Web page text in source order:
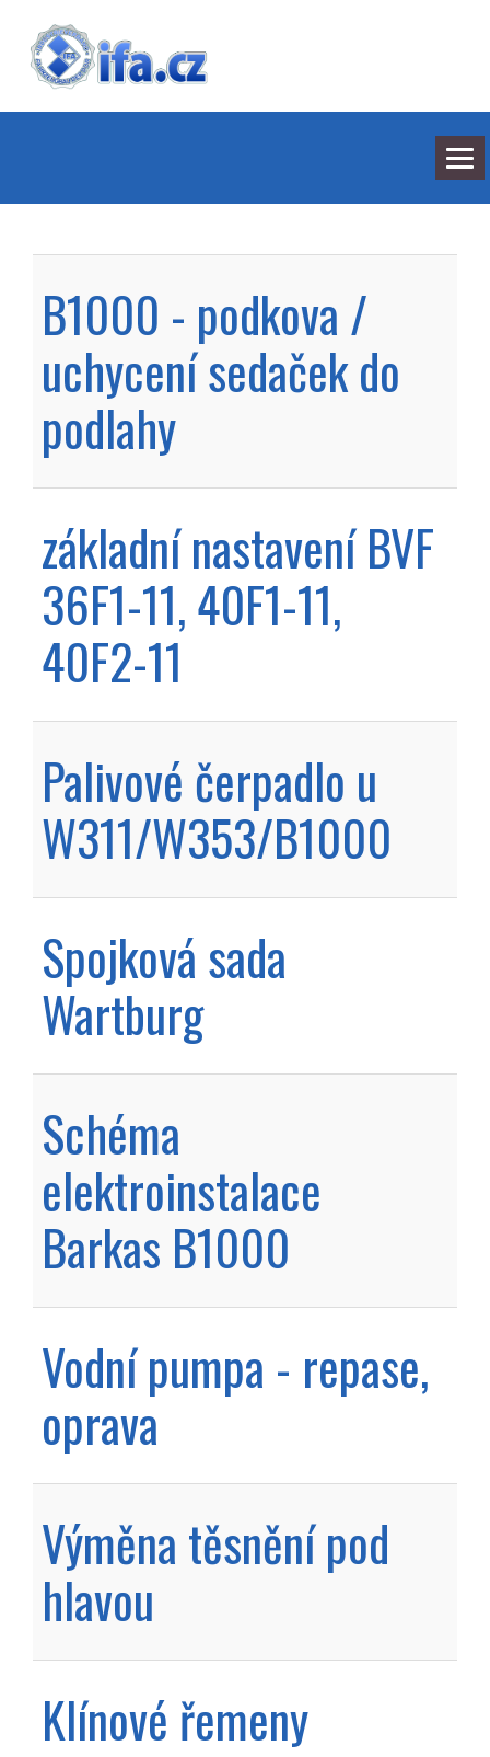
BARVY
SEDMILHÁŘI
ARCHIV
KONTAKT
B1000 - podkova /
uchycení sedaček do
podlahy
základní nastavení BVF
36F1-11, 40F1-11,
40F2-11
Palivové čerpadlo u
W311/W353/B1000
Spojková sada
Wartburg
Schéma
elektroinstalace
Barkas B1000
Vodní pumpa - repase,
oprava
Výměna těsnění pod
hlavou
Klínové řemeny